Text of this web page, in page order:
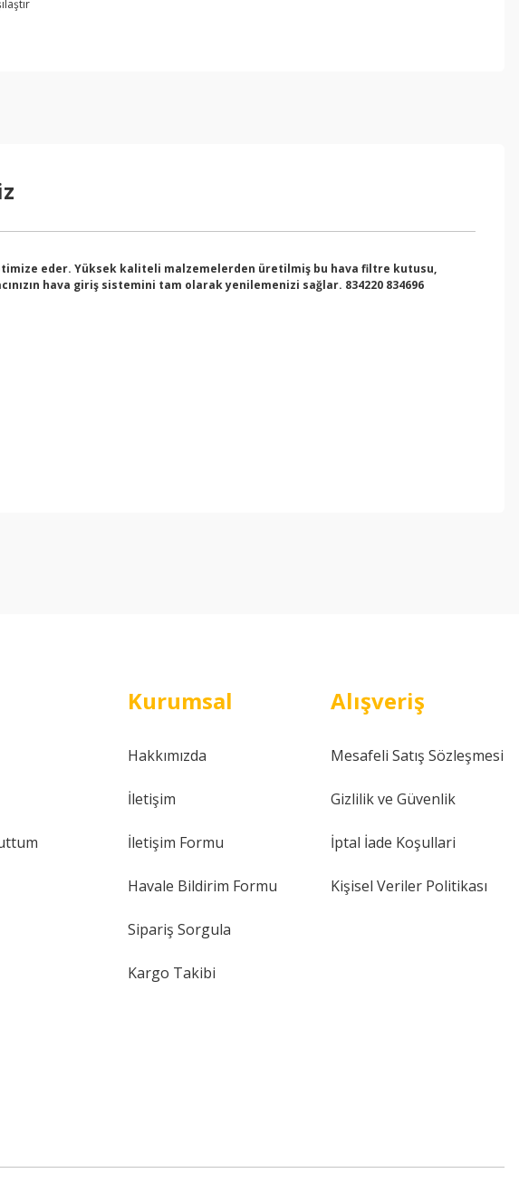
eder. Yüksek kaliteli malzemelerden üretilmiş bu hava filtre kutusu,
hava giriş sistemini tam olarak yenilemenizi sağlar. 834220 834696
Kurumsal
Hakkımızda
İletişim
İletişim Formu
Havale Bildirim Formu
Sipariş Sorgula
Kargo Takibi
Alışveriş
Mesafeli Satış Sözleşmesi
Gizlilik ve Güvenlik
İptal İade Koşullari
Kişisel Veriler Politikası